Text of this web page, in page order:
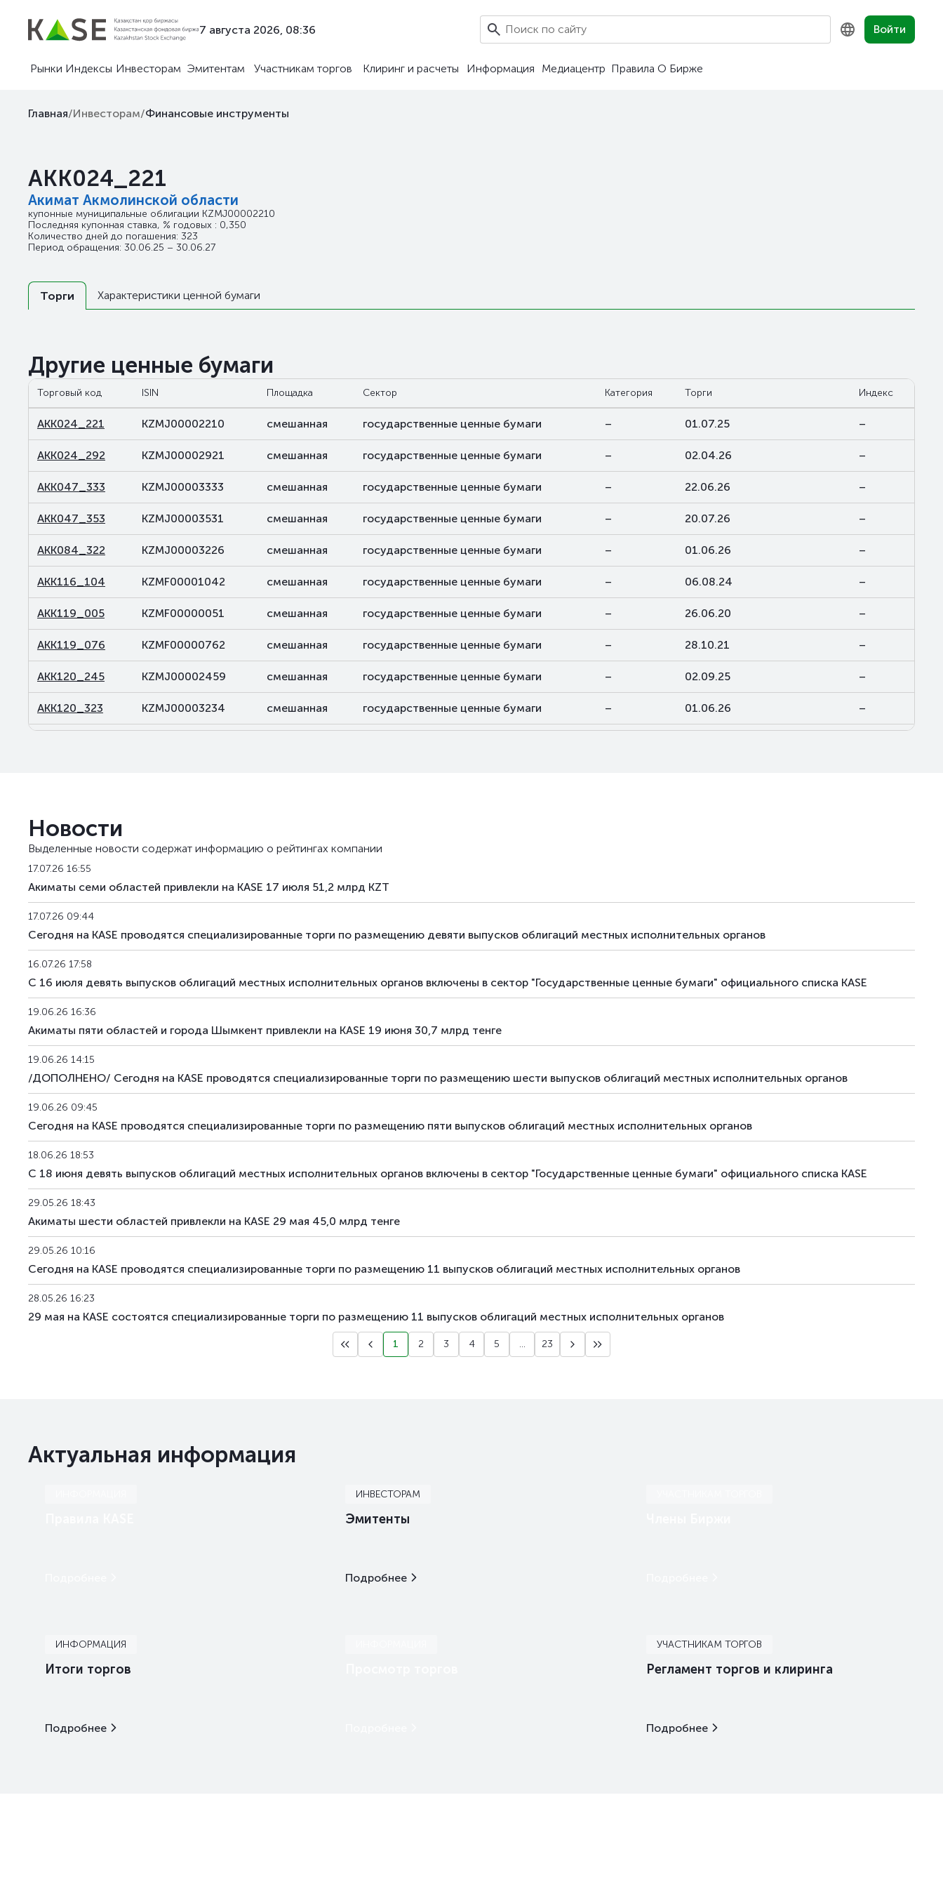
7 августа 2026, 08:36 Войти
Рынки Индексы Инвесторам Эмитентам Участникам торгов Клиринг и расчеты Информация Медиацентр Правила О Бирже
Главная/Инвесторам/Финансовые инструменты
AKK024_221
Акимат Акмолинской области
купонные муниципальные облигации KZMJ00002210
Последняя купонная ставка, % годовых : 0,350
Количество дней до погашения: 323
Период обращения: 30.06.25 – 30.06.27
Торги Характеристики ценной бумаги
Другие ценные бумаги
Торговый код ISIN Площадка Сектор Категория Торги Индекс
AKK024_221 KZMJ00002210 смешанная государственные ценные бумаги – 01.07.25 –
AKK024_292 KZMJ00002921 смешанная государственные ценные бумаги – 02.04.26 –
AKK047_333 KZMJ00003333 смешанная государственные ценные бумаги – 22.06.26 –
AKK047_353 KZMJ00003531 смешанная государственные ценные бумаги – 20.07.26 –
AKK084_322 KZMJ00003226 смешанная государственные ценные бумаги – 01.06.26 –
AKK116_104 KZMF00001042 смешанная государственные ценные бумаги – 06.08.24 –
AKK119_005 KZMF00000051 смешанная государственные ценные бумаги – 26.06.20 –
AKK119_076 KZMF00000762 смешанная государственные ценные бумаги – 28.10.21 –
AKK120_245 KZMJ00002459 смешанная государственные ценные бумаги – 02.09.25 –
AKK120_323 KZMJ00003234 смешанная государственные ценные бумаги – 01.06.26 –
AKK143_061
Новости
Выделенные новости содержат информацию о рейтингах компании
17.07.26 16:55
Акиматы семи областей привлекли на KASE 17 июля 51,2 млрд KZT
17.07.26 09:44
Сегодня на KASE проводятся специализированные торги по размещению девяти выпусков облигаций местных исполнительных органов
16.07.26 17:58
С 16 июля девять выпусков облигаций местных исполнительных органов включены в сектор "Государственные ценные бумаги" официального списка KASE
19.06.26 16:36
Акиматы пяти областей и города Шымкент привлекли на KASE 19 июня 30,7 млрд тенге
19.06.26 14:15
/ДОПОЛНЕНО/ Сегодня на KASE проводятся специализированные торги по размещению шести выпусков облигаций местных исполнительных органов
19.06.26 09:45
Сегодня на KASE проводятся специализированные торги по размещению пяти выпусков облигаций местных исполнительных органов
18.06.26 18:53
С 18 июня девять выпусков облигаций местных исполнительных органов включены в сектор "Государственные ценные бумаги" официального списка KASE
29.05.26 18:43
Акиматы шести областей привлекли на KASE 29 мая 45,0 млрд тенге
29.05.26 10:16
Сегодня на KASE проводятся специализированные торги по размещению 11 выпусков облигаций местных исполнительных органов
28.05.26 16:23
29 мая на KASE состоятся специализированные торги по размещению 11 выпусков облигаций местных исполнительных органов
1 2 3 4 5 ... 23
Актуальная информация
ИНВЕСТОРАМ
Эмитенты
Подробнее
ИНФОРМАЦИЯ
Итоги торгов
Подробнее
УЧАСТНИКАМ ТОРГОВ
Регламент торгов и клиринга
Подробнее